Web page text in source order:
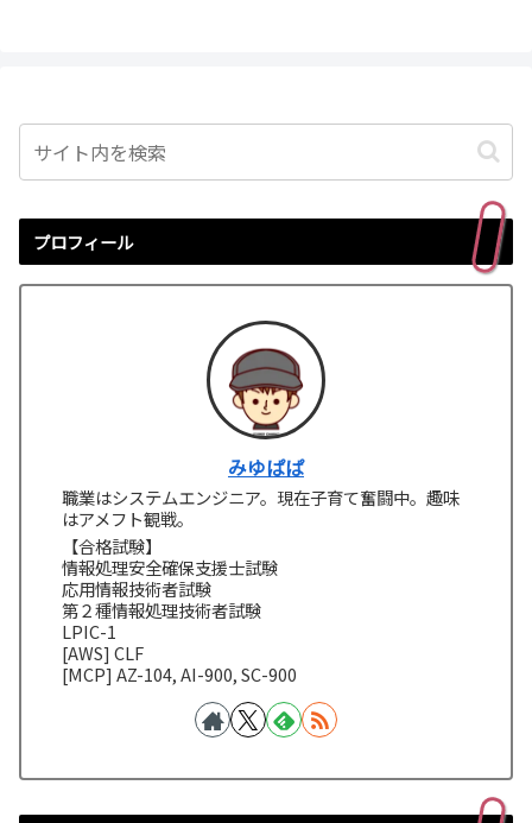
プロフィール
みゆぱぱ
職業はシステムエンジニア。現在子育て奮闘中。趣味
はアメフト観戦。
【合格試験】
情報処理安全確保支援士試験
応用情報技術者試験
第２種情報処理技術者試験
LPIC-1
[AWS] CLF
[MCP] AZ-104, AI-900, SC-900